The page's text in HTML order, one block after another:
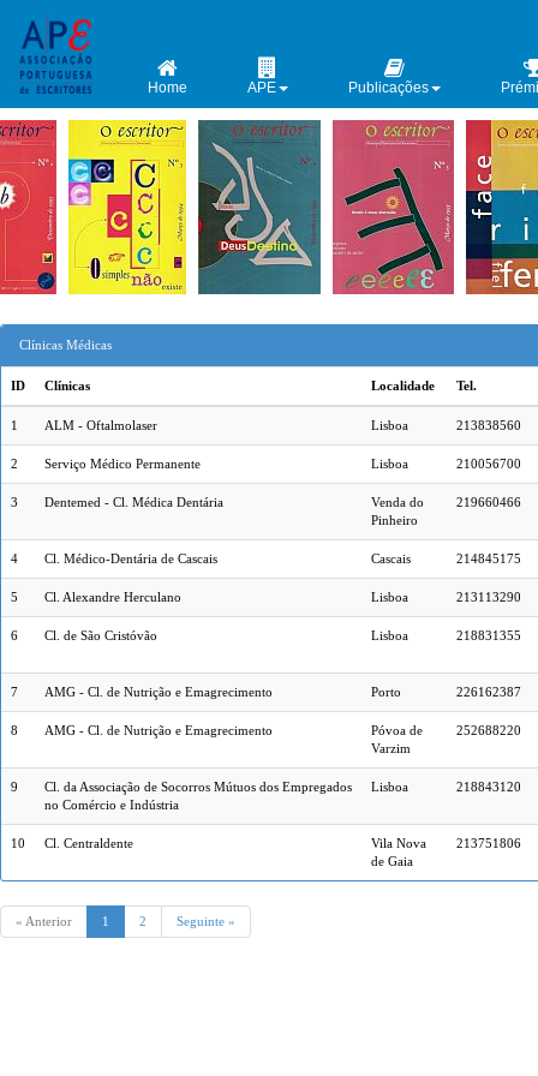
Clínicas Médicas
ID Clínicas Localidade Tel.
1 ALM - Oftalmolaser Lisboa 213838560
2 Serviço Médico Permanente Lisboa 210056700
3 Dentemed - Cl. Médica Dentária
Venda do
Pinheiro
219660466
4 Cl. Médico-Dentária de Cascais Cascais 214845175
5 Cl. Alexandre Herculano Lisboa 213113290
6 Cl. de São Cristóvão Lisboa 218831355
7 AMG - Cl. de Nutrição e Emagrecimento Porto 226162387
8 AMG - Cl. de Nutrição e Emagrecimento
Póvoa de
Varzim
252688220
9
Cl. da Associação de Socorros Mútuos dos Empregados
no Comércio e Indústria
Lisboa 218843120
10 Cl. Centraldente
Vila Nova
de Gaia
213751806
« Anterior 1 2 Seguinte »
Home APE Publicações